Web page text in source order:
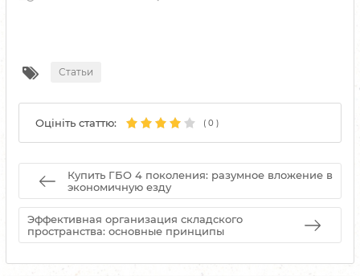
Статьи
Оцініть статтю: ( 0 )
Купить ГБО 4 поколения: разумное вложение в
экономичную езду
Эффективная организация складского
пространства: основные принципы